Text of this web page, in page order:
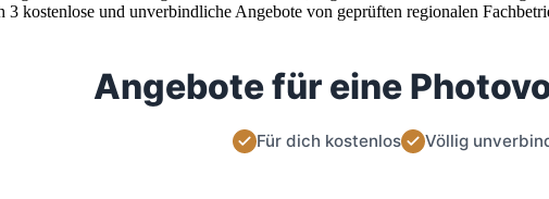
3 kostenlose und unverbindliche Angebote von geprüften regionalen
Angebote für eine
Für dich kostenlos Völlig